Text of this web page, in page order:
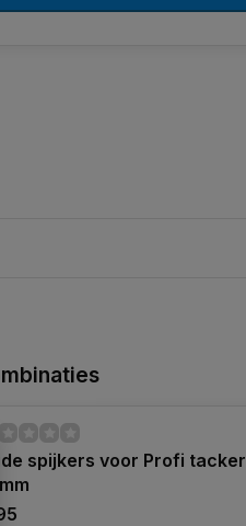
spijkers voor Profi tacker